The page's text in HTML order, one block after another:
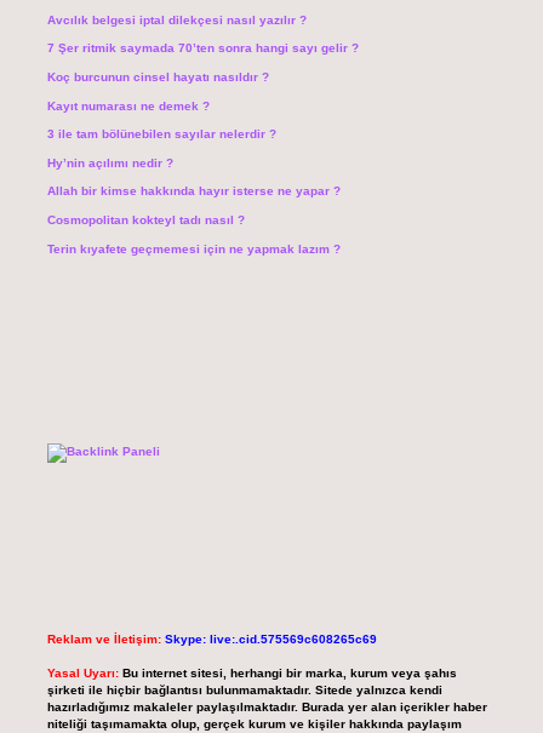
Avcılık belgesi iptal dilekçesi nasıl yazılır ?
7 Şer ritmik saymada 70’ten sonra hangi sayı gelir ?
Koç burcunun cinsel hayatı nasıldır ?
Kayıt numarası ne demek ?
3 ile tam bölünebilen sayılar nelerdir ?
Hy’nin açılımı nedir ?
Allah bir kimse hakkında hayır isterse ne yapar ?
Cosmopolitan kokteyl tadı nasıl ?
Terin kıyafete geçmemesi için ne yapmak lazım ?
Reklam ve İletişim: Skype: live:.cid.575569c608265c69
Yasal Uyarı: Bu internet sitesi, herhangi bir marka, kurum veya şahıs
şirketi ile hiçbir bağlantısı bulunmamaktadır. Sitede yalnızca kendi
hazırladığımız makaleler paylaşılmaktadır. Burada yer alan içerikler haber
niteliği taşımamakta olup, gerçek kurum ve kişiler hakkında paylaşım